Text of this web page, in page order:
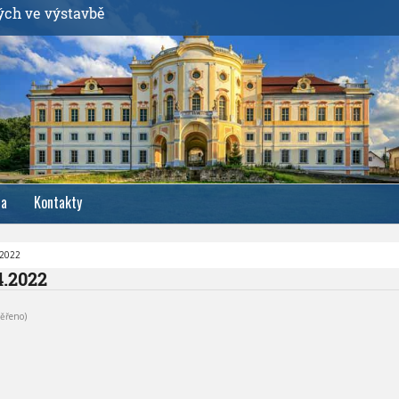
ve výstavbě
Kontakty